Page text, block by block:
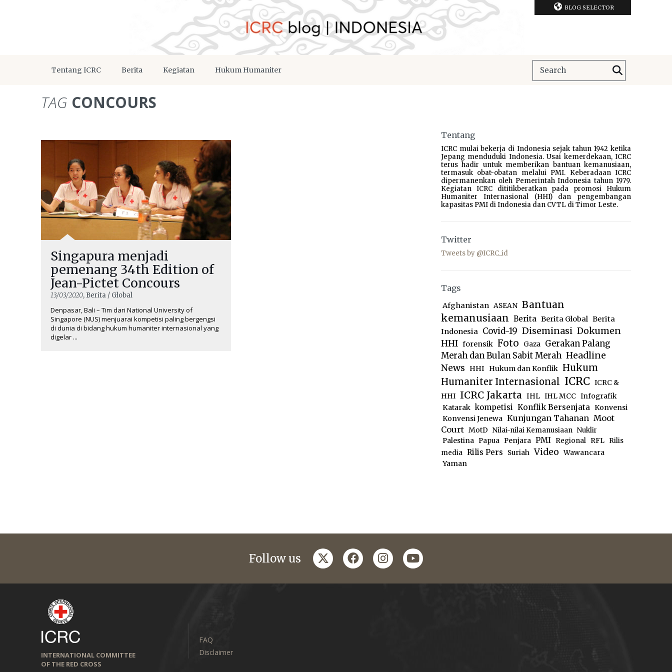
BLOG SELECTOR
Tentang ICRC Berita Kegiatan Hukum Humaniter
TAG CONCOURS
Singapura menjadi
pemenang 34th Edition of
Jean-Pictet Concours
13/03/2020, Berita / Global
Denpasar, Bali – Tim dari National University of
Singapore (NUS) menjuarai kompetisi paling bergengsi
di dunia di bidang hukum humaniter internasional yang
digelar ...
Tentang
ICRC mulai bekerja di Indonesia sejak tahun 1942 ketika
Jepang menduduki Indonesia. Usai kemerdekaan, ICRC
terus hadir untuk memberikan bantuan kemanusiaan,
termasuk obat-obatan melalui PMI. Keberadaan ICRC
dipermanenkan oleh Pemerintah Indonesia tahun 1979.
Kegiatan ICRC dititikberatkan pada promosi Hukum
Humaniter Internasional (HHI) dan pengembangan
kapasitas PMI di Indonesia dan CVTL di Timor Leste.
Twitter
Tweets by @ICRC_id
Tags
Afghanistan ASEAN Bantuan
kemanusiaan Berita Berita Global Berita
Indonesia Covid-19 Diseminasi Dokumen
HHI forensik Foto Gaza Gerakan Palang
Merah dan Bulan Sabit Merah Headline
News
HHI Hukum dan Konflik Hukum
Humaniter Internasional ICRC ICRC &
HHI ICRC Jakarta IHL IHL MCC Infografik
Katarak kompetisi Konflik Bersenjata Konvensi
Konvensi Jenewa Kunjungan Tahanan Moot
Court MotD Nilai-nilai Kemanusiaan Nuklir
Palestina
Papua Penjara PMI Regional RFL
Rilis
media Rilis Pers Suriah Video Wawancara
Yaman
Follow us twitterfacebookinstagram
youtube
INTERNATIONAL COMMITTEE
OF THE RED CROSS
FAQ
Disclaimer